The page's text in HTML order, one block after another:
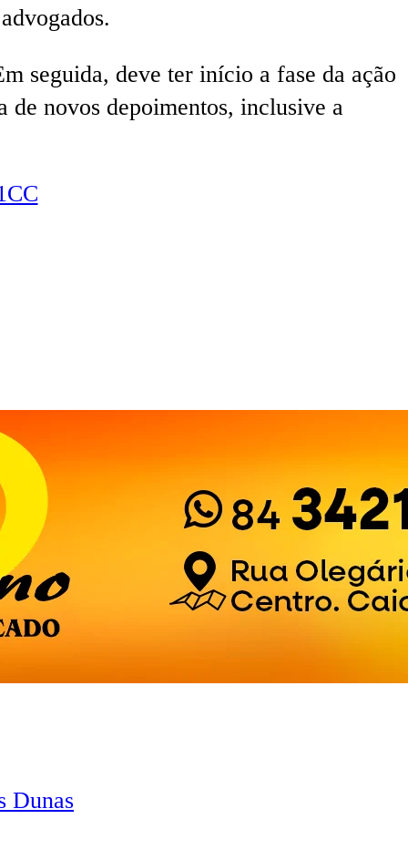
seguida, deve ter início a fase da ação
de novos depoimentos, inclusive a
Dunas